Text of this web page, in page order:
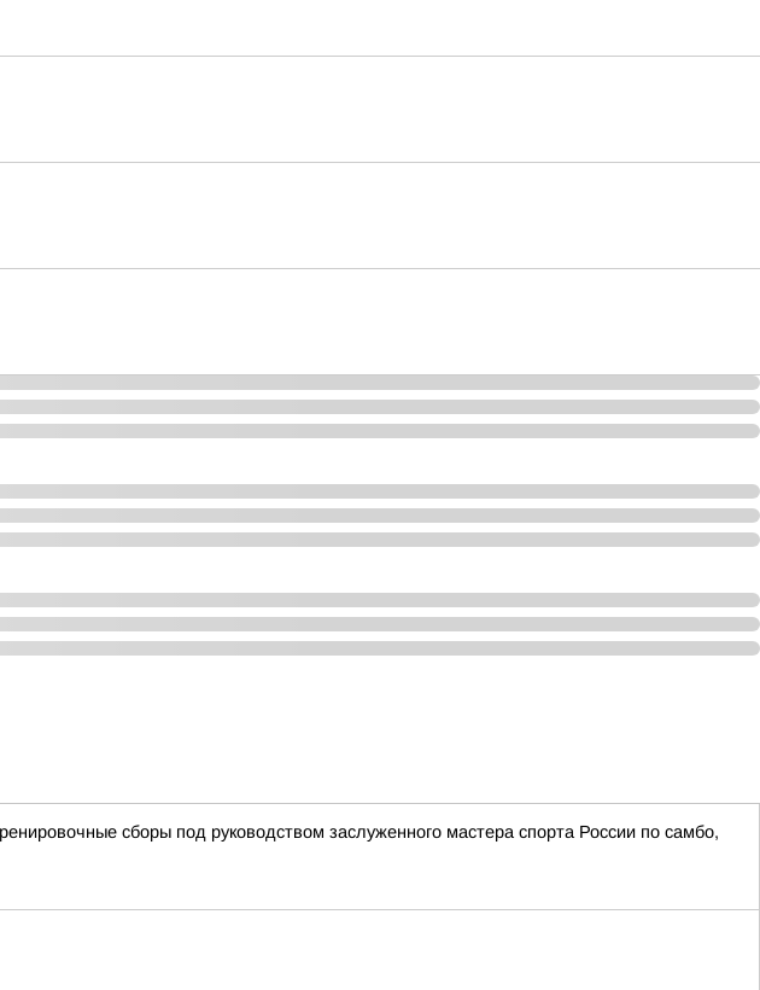
сборы под руководством заслуженного мастера спорта России по самбо,